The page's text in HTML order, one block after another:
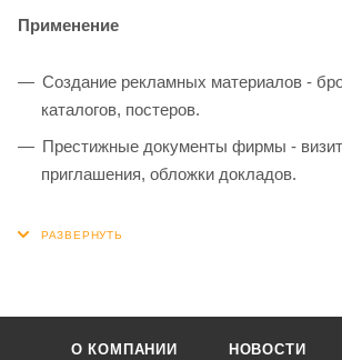
Применение
Создание рекламных материалов -
каталогов, постеров.
Престижные документы фирмы -
приглашения, обложки докладов.
О КОМПАНИИ НОВОСТИ